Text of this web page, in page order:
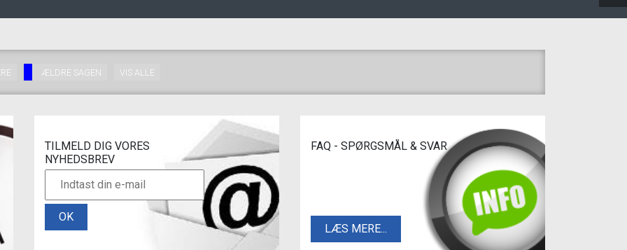
ÆLDRE SAGEN VIS ALLE
TILMELD DIG VORES
NYHEDSBREV
OK
FAQ - SPØRGSMÅL & SVAR
LÆS MERE...